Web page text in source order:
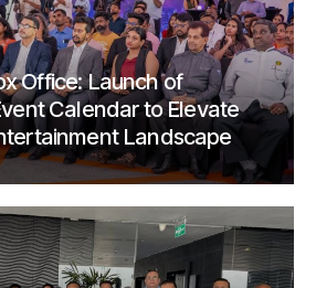
Office: Launch of
Calendar to Elevate
Landscape